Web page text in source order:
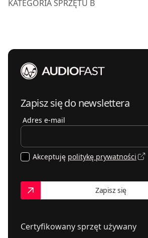
KATEGORIA SPRZĘTU B
Certyfikowany sprzęt używany
Zapisz się do newslettera
Adres e-mail
Akceptuję politykę prywatności
Zapisz się